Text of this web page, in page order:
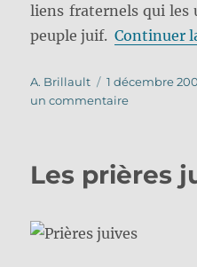
liens fraternels qui les
peuple juif.Continuer
Auteur
A. Brillault
Publié
le
1 décembre
un commentairesur
et
Écritures
Les prières